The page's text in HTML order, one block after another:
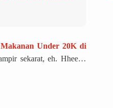
Under 20K di
sekarat, eh. Hhee…